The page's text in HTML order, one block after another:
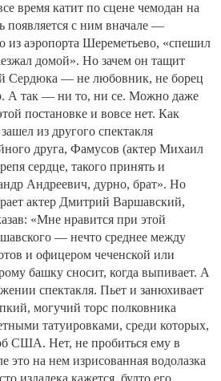
время катит по сцене чемодан на
появляется с ним вначале —
из аэропорта Шереметьево, «спешил
домой». Но зачем он тащит
Сердюка — не любовник, не борец
А так — ни то, ни се. Можно даже
постановке и вовсе нет. Как
из другого спектакля
друга, Фамусов (актер Михаил
сердце, такого принять и
Андреевич, дурно, брат». Но
актер Дмитрий Варшавский,
«Мне нравится при этой
— нечто среднее между
и офицером чеченской или
башку сносит, когда выпивает. А
спектакля. Пьет и занюхивает
могучий торс полковника
татуировками, среди которых,
США. Нет, не пробиться ему в
это на нем изрисованная водолазка